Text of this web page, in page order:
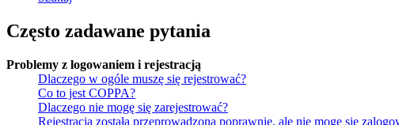
Często zadawane pytania
Problemy z logowaniem i rejestracją
Dlaczego w ogóle muszę się rejestrować?
Co to jest COPPA?
Dlaczego nie mogę się zarejestrować?
Rejestracja została przeprowadzona poprawnie, ale nie mogę się